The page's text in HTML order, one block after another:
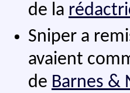
de la
Sniper a
avaient
de Barnes &